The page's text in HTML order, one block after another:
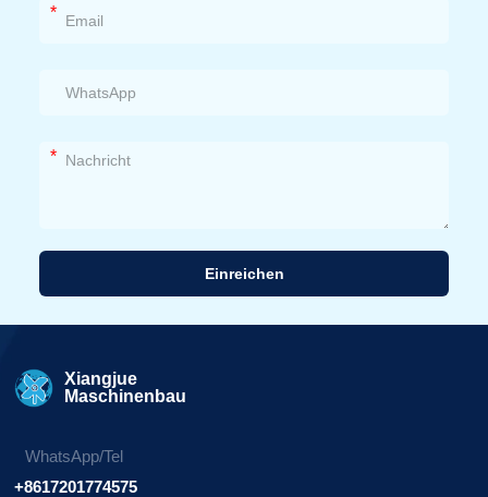
*
*
Einreichen
Xiangjue
Maschinenbau
WhatsApp/Tel
+8617201774575